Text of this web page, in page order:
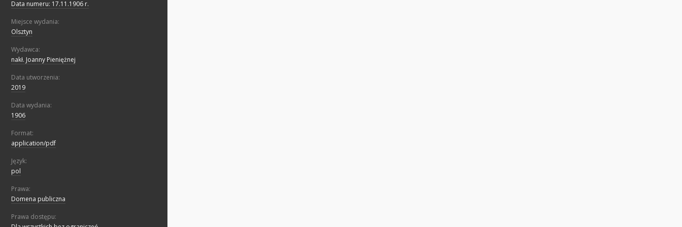
Data numeru: 17.11.1906 r.
Miejsce wydania:
Olsztyn
Wydawca:
nakł. Joanny Pieniężnej
Data utworzenia:
2019
Data wydania:
1906
Format:
application/pdf
Język:
pol
Prawa:
Domena publiczna
Prawa dostępu: